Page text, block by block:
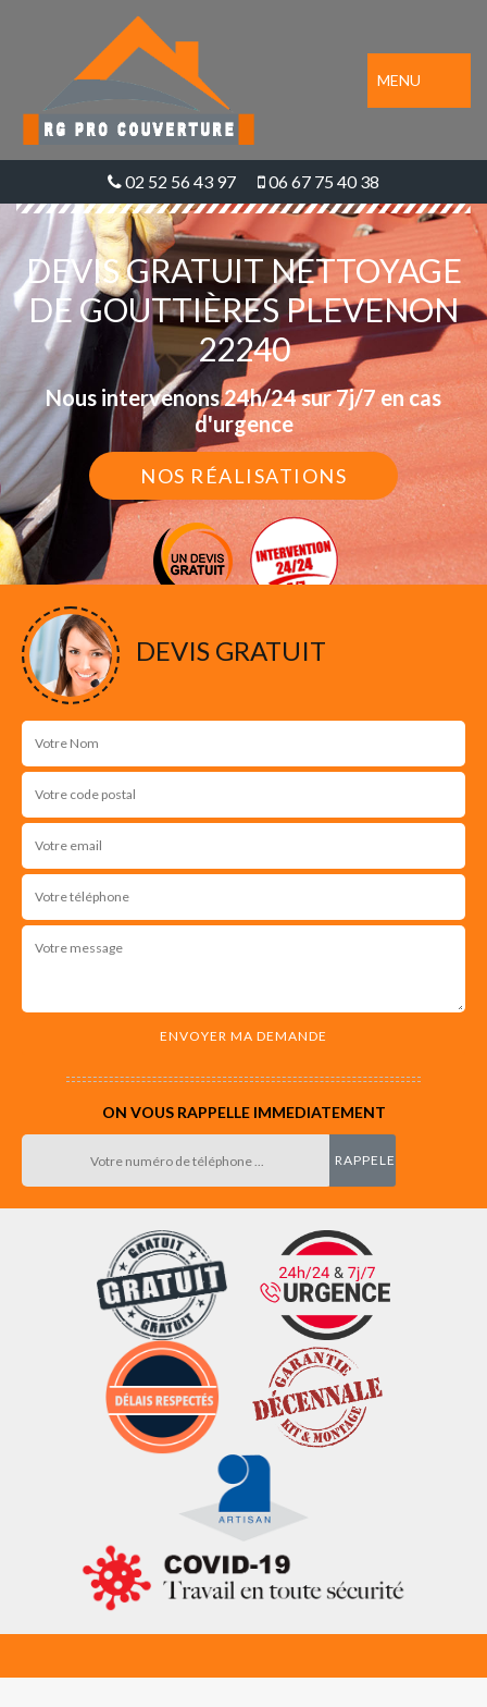
MENU
02 52 56 43 97 06 67 75 40 38
DEVIS GRATUIT NETTOYAGE
DE GOUTTIÈRES PLEVENON
22240
Nous intervenons 24h/24 sur 7j/7 en cas
d'urgence
NOS RÉALISATIONS
DEVIS GRATUIT
ON VOUS RAPPELLE IMMEDIATEMENT